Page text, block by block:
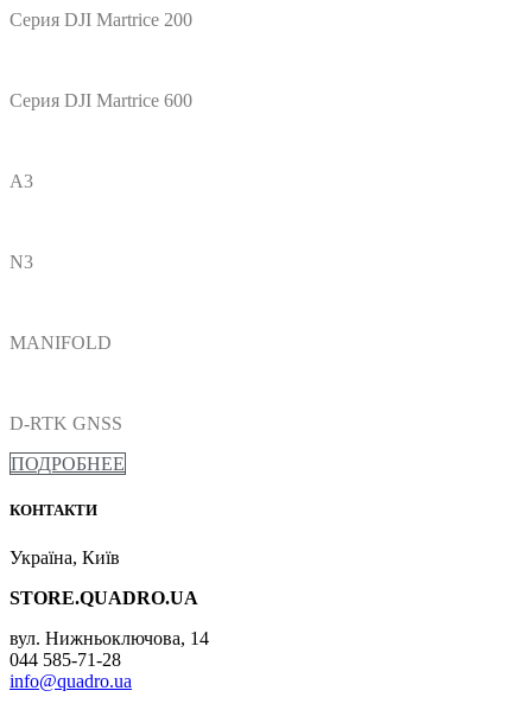
Серия DJI Martrice 200
Серия DJI Martrice 600
A3
N3
MANIFOLD
D-RTK GNSS
ПОДРОБНЕЕ
КОНТАКТИ
Україна, Київ
STORE.QUADRO.UA
вул. Нижньоключова, 14
044 585-71-28
info@quadro.ua